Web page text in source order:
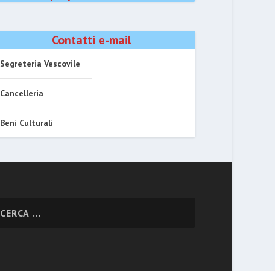
Contatti e-mail
Segreteria Vescovile
Cancelleria
Beni Culturali